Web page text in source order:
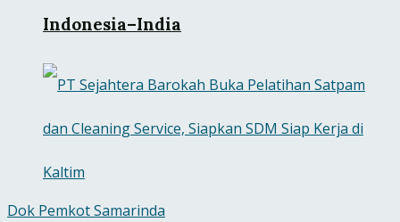
Indonesia–India
Dok Pemkot Samarinda